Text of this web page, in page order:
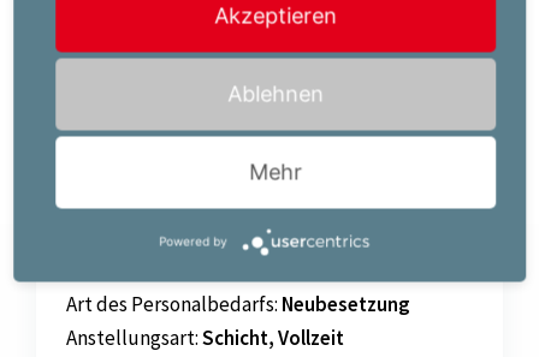
unseres Unternehmens, um den optimalen
Arbeitsplatz für Sie zu finden.
Jetzt bewerben!
Artdes Personalbedarfs: Neubesetzung
Anstellungsart:Schicht, Vollzeit
Akzeptieren
Ablehnen
Mehr
Powered by